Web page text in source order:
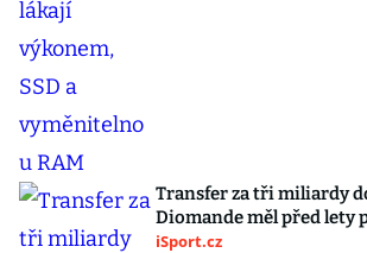
Transfer za tři miliardy
Diomande měl před lety
iSport.cz